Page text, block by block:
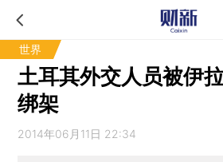
世界
土耳其外交人员被伊
绑架
2014年06月11日 22:34